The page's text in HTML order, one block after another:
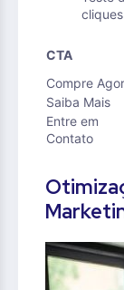
CTA
Compre
Saiba Mais
Entre em
Contato